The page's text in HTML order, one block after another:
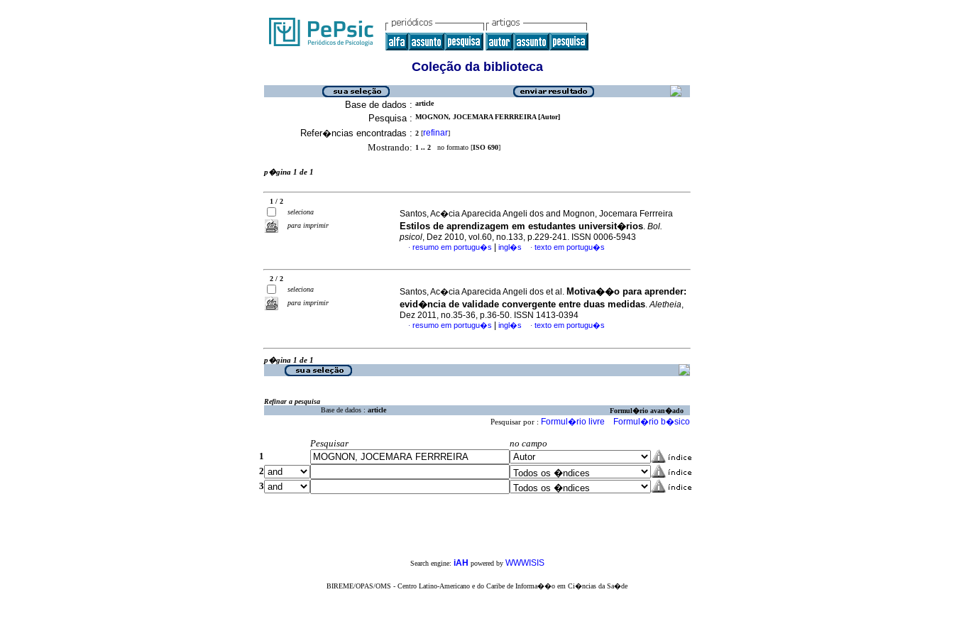
Coleção da biblioteca
Base de dados : article
Pesquisa : MOGNON, JOCEMARA FERRREIRA [Autor]
Refer�ncias encontradas : 2 [refinar]
Mostrando: 1 .. 2 no formato [ISO 690]
p�gina 1 de 1
1 / 2
seleciona
para imprimir
Santos, Ac�cia Aparecida Angeli dos and Mognon, Jocemara Ferrreira
Estilos de aprendizagem em estudantes universit�rios. Bol.
psicol, Dez 2010, vol.60, no.133, p.229-241. ISSN 0006-5943
· resumo em portugu�s ingl�s · texto em portugu�s
2 / 2
seleciona
para imprimir
Santos, Ac�cia Aparecida Angeli dos et al. Motiva��o para aprender:
evid�ncia de validade convergente entre duas medidas.Aletheia,
Dez 2011, no.35-36, p.36-50. ISSN 1413-0394
· resumo em portugu�s ingl�s · texto em portugu�s
p�gina 1 de 1
Refinar a pesquisa
Base de dados : article Formul�rio avan�ado
Pesquisar por : Formul�rio livre Formul�rio b�sico
Pesquisar
no campo
1
2
3
Search engine: iAH powered by WWWISIS
BIREME/OPAS/OMS - Centro Latino-Americano e do Caribe de Informa��o em Ci�ncias da Sa�de